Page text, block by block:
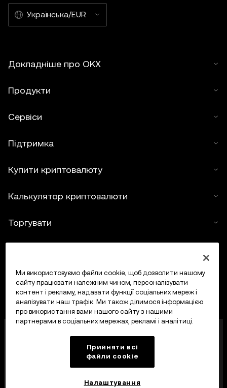
Українська/EUR
Докладніше про OKX
Продукти
Сервіси
Підтримка
Купити криптовалюту
Калькулятор криптовалюти
Торгувати
назвою OKX, тепер є криптоактивною торгівельною
платформою, авторизованою Управлінням
фінансових послуг Мальти (MFSA) як постачальник
криптоактивних послуг відповідно до статті 28
Закону про криптоактиви (розділ 647
Ми використовуємо файли cookie, щоб дозволити нашому
сайту працювати належним чином, персоналізувати
контент і рекламу, надавати функції соціальних мереж і
аналізувати наш трафік. Ми також ділимося інформацією
про використання вами нашого сайту з нашими
партнерами в соціальних мережах, рекламі і аналітиці.
Прийняти всі
файли сookie
Налаштування